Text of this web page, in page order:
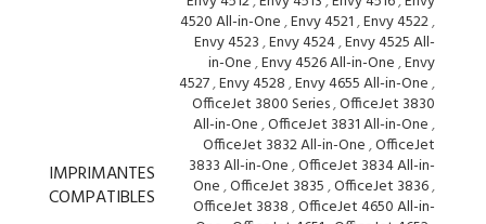
IMPRIMANTES
COMPATIBLES
4520 All-in-One,Envy 4521,Envy 4522,
Envy 4523,Envy 4524,Envy 4525 All-
in-One,Envy 4526 All-in-One,Envy
4527,Envy 4528,Envy 4655 All-in-One,
OfficeJet 3800 Series,OfficeJet 3830
All-in-One,OfficeJet 3831 All-in-One,
OfficeJet 3832 All-in-One,OfficeJet
3833 All-in-One,OfficeJet 3834 All-in-
One,OfficeJet 3835,OfficeJet 3836,
OfficeJet 3838,OfficeJet 4650 All-in-